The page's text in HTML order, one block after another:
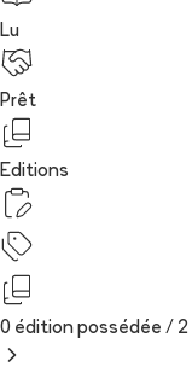
Lu
Prêt
Editions
0 édition possédée / 2